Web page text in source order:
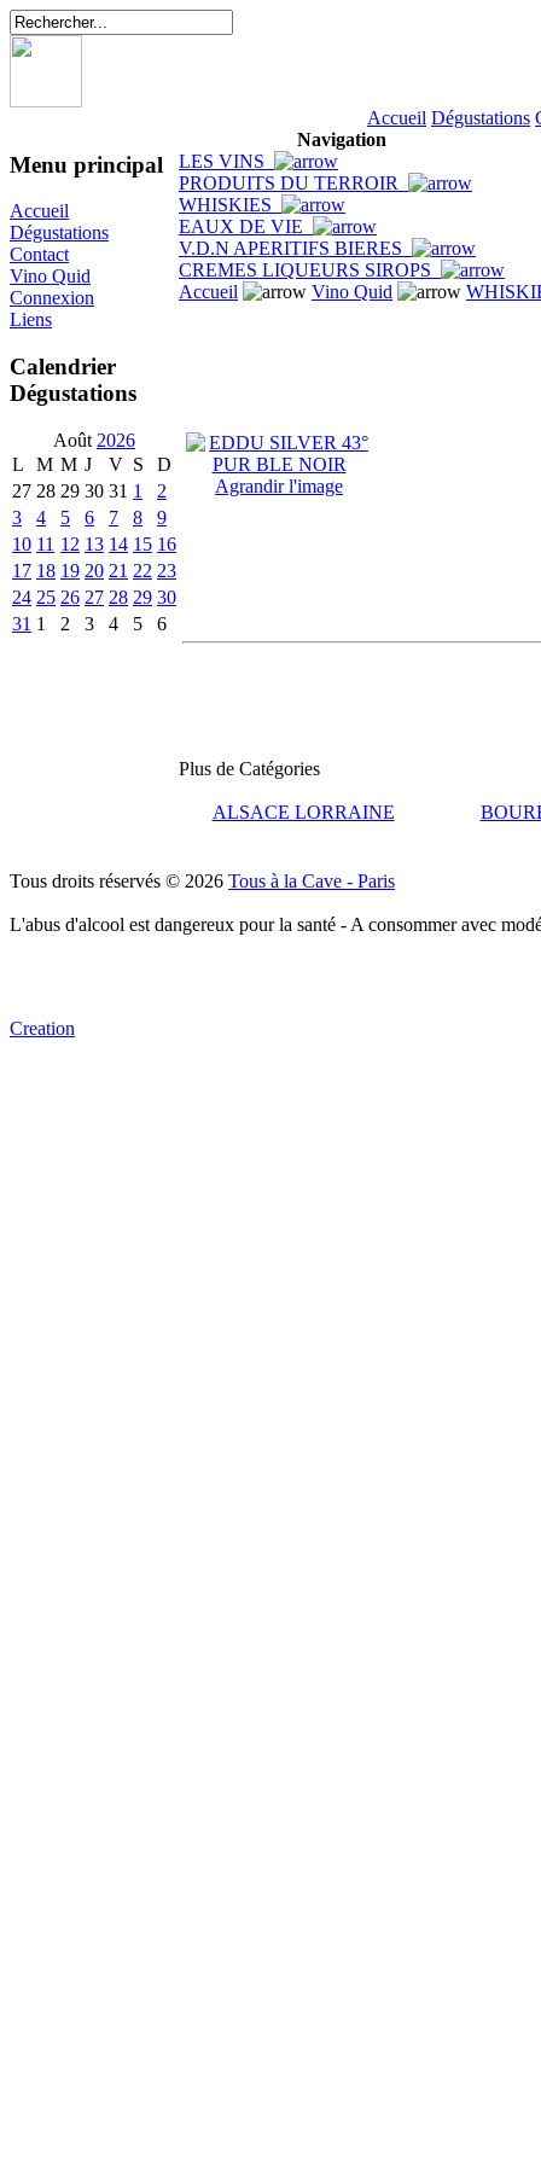
Accueil Dégustations
Menu principal
Accueil
Dégustations
Contact
Vino Quid
Connexion
Liens
Calendrier
Dégustations
Août 2026
L
M M J V S
D
27 28 29 30 31 1
2
3
4 5 6 7 8
9
10 11 12 13 14 15 16
17 18 19 20 21 22 23
24 25 26 27 28 29 30
31 1 2 3 4 5 6
Navigation
LES VINS
PRODUITS DU TERROIR
WHISKIES
EAUX DE VIE
V.D.N APERITIFS BIERES
CREMES LIQUEURS SIROPS
Accueil
Vino Quid
Agrandir l'image
Plus de Catégories
ALSACE LORRAINE
Tous droits réservés © 2026 Tous à la Cave - Paris
L'abus d'alcool est dangereux pour la santé - A consommer avec
Creation